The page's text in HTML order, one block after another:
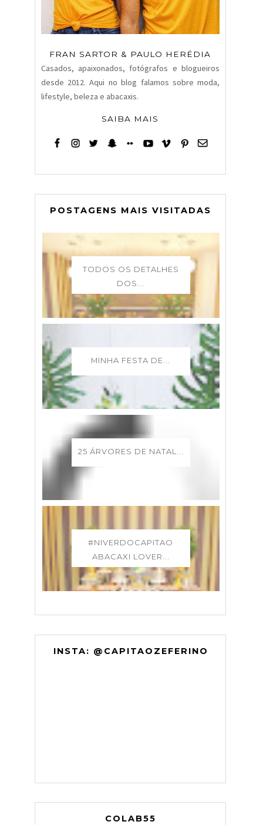
FRAN SARTOR & PAULO HERÉDIA
Casados, apaixonados, fotógrafos e blogueiros
desde 2012. Aqui no blog falamos sobre moda,
lifestyle, beleza e abacaxis.
SAIBA MAIS
POSTAGENS MAIS VISITADAS
TODOS OS DETALHES
DOS...
MINHA FESTA DE...
25 ÁRVORES DE NATAL...
#NIVERDOCAPITAO
ABACAXI LOVER...
INSTA: @CAPITAOZEFERINO
COLAB55